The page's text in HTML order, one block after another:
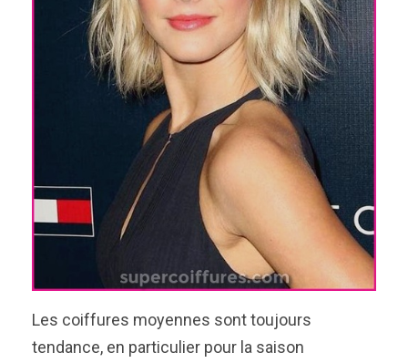
Les coiffures moyennes sont toujours
tendance, en particulier pour la saison